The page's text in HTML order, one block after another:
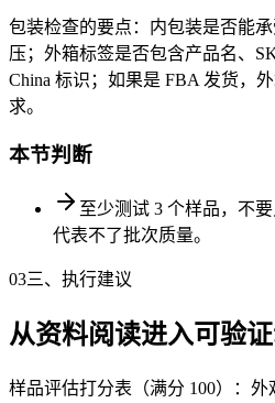
包装检查的要点：内包装是否能
压；外箱标签是否包含产品名、
China 标识；如果是 FBA 发货，
求。
本节判断
至少测试 3 个样品，不
代表不了批次质量。
03三、执行建议
从资料阅读进入可验
样品评估打分表（满分 100）：外